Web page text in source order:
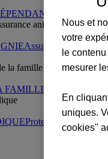
Assurance chien
FAMILLE
Protection juridique
Nous et
votre
le
mesurer
En
uniques.
cookies"